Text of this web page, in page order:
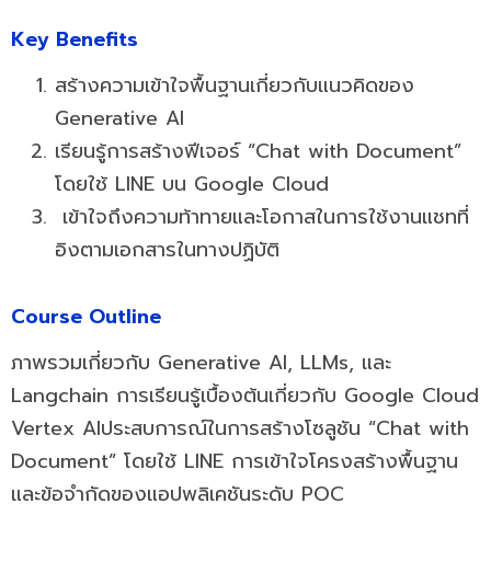
Key Benefits
สร้างความเข้าใจพื้นฐานเกี่ยวกับแนวคิดของ
Generative AI
เรียนรู้การสร้างฟีเจอร์ “Chat with Document”
โดยใช้ LINE บน Google Cloud
เข้าใจถึงความท้าทายและโอกาสในการใช้งานแชทที่
อิงตามเอกสารในทางปฏิบัติ
Course Outline
ภาพรวมเกี่ยวกับ Generative AI, LLMs, และ
Langchain การเรียนรู้เบื้องต้นเกี่ยวกับ Google Cloud
Vertex AIประสบการณ์ในการสร้างโซลูชัน “Chat with
Document” โดยใช้ LINE การเข้าใจโครงสร้างพื้นฐาน
และข้อจำกัดของแอปพลิเคชันระดับ POC